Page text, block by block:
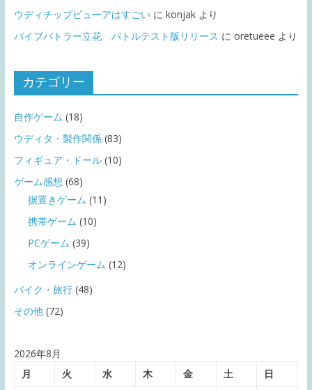
ウディチップビューアはすごいに konjakより
バイブバトラー立花 バトルテスト版リリース に oretueee より
カテゴリー
自作ゲーム (18)
ウディタ・製作関係(83)
フィギュア・ドール(10)
ゲーム感想 (68)
据置きゲーム (11)
携帯ゲーム (10)
PCゲーム (39)
オンラインゲーム (12)
バイク・旅行(48)
その他(72)
2026年8月
月
火 水 木 金 土
日